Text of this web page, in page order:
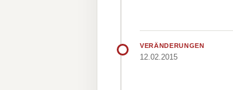
VERÄNDERUNGEN
12.02.2015